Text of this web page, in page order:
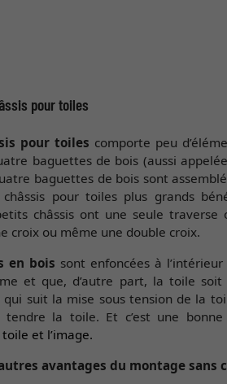
pour toiles
pour toiles comporte peu
baguettes de bois (aussi
baguettes de bois sont
pour toiles plus grands
châssis ont une seule
croix ou même une double croix.
en bois sont enfoncées à
et que, d’autre part, la toile soit
qui suit la mise sous tension de la
tendre la toile. Et c’est une bonne
et l’image.
avantages du montage sans